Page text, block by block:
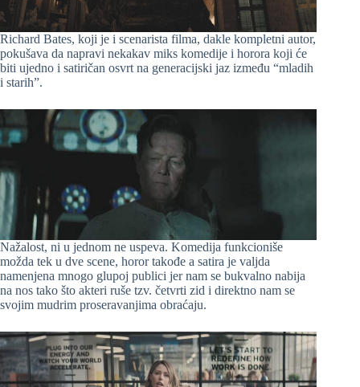
Richard Bates, koji je i scenarista filma, dakle kompletni autor,
pokušava da napravi nekakav miks komedije i horora koji će
biti ujedno i satiričan osvrt na generacijski jaz između “mladih
i starih”.
Nažalost, ni u jednom ne uspeva. Komedija funkcioniše
možda tek u dve scene, horor takođe a satira je valjda
namenjena mnogo glupoj publici jer nam se bukvalno nabija
na nos tako što akteri ruše tzv. četvrti zid i direktno nam se
svojim mudrim proseravanjima obraćaju.